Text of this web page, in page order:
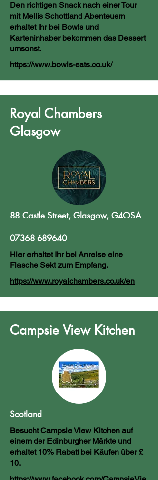
Den richtigen Snack nach einer Tour
mit Mellis Schottland Abenteuern
erhaltet Ihr bei Bowls und
Karteninhaber bekommen das Dessert
umsonst.
https://www.bowls-eats.co.uk/
Royal Chambers
Glasgow
88 Castle Street, Glasgow, G4OSA
07368 689640
Hier erhaltet Ihr bei Anreise eine
Flasche Sekt zum Empfang.
https://www.royalchambers.co.uk/en
Campsie View Kitchen
Scotland
Besucht Campsie View Kitchen auf
einem der Edinburgher Märkte und
erhaltet 10% Rabatt bei Käufen über £
10.